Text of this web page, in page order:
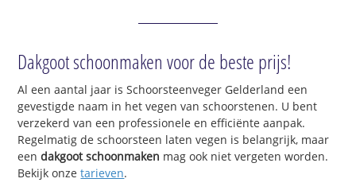
Dakgoot schoonmaken voor de beste prijs!
Al een aantal jaar is Schoorsteenveger Gelderland een
gevestigde naam in het vegen van schoorstenen. U bent
verzekerd van een professionele en efficiënte aanpak.
Regelmatig de schoorsteen laten vegen is belangrijk, maar
eendakgoot schoonmaken mag ook niet vergeten worden.
Bekijk onzetarieven.